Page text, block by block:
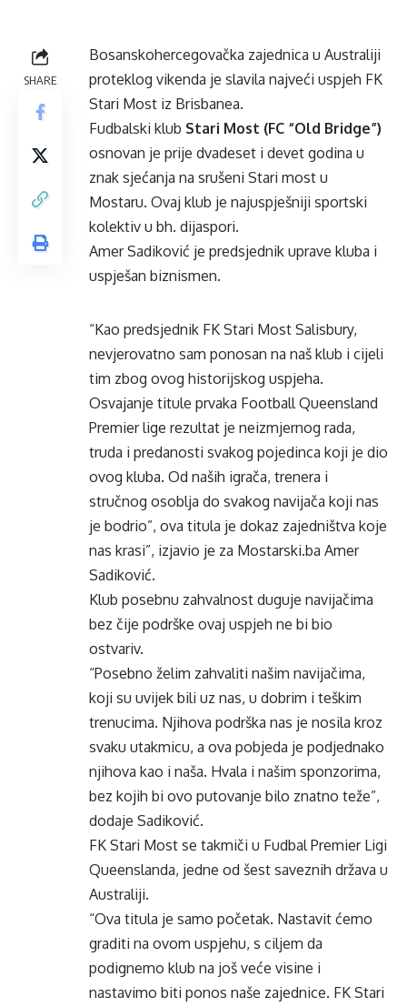
SHARE
Bosanskohercegovačka zajednica u Australiji
proteklog vikenda je slavila najveći uspjeh FK
Stari Most iz Brisbanea.
Fudbalski klub Stari Most (FC “Old Bridge”)
osnovan je prije dvadeset i devet godina u
znak sjećanja na srušeni Stari most u
Mostaru. Ovaj klub je najuspješniji sportski
kolektiv u bh. dijaspori.
Amer Sadiković je predsjednik uprave kluba i
uspješan biznismen.
“Kao predsjednik FK Stari Most Salisbury,
nevjerovatno sam ponosan na naš klub i cijeli
tim zbog ovog historijskog uspjeha.
Osvajanje titule prvaka Football Queensland
Premier lige rezultat je neizmjernog rada,
truda i predanosti svakog pojedinca koji je dio
ovog kluba. Od naših igrača, trenera i
stručnog osoblja do svakog navijača koji nas
je bodrio”, ova titula je dokaz zajedništva koje
nas krasi”, izjavio je za Mostarski.ba Amer
Sadiković.
Klub posebnu zahvalnost duguje navijačima
bez čije podrške ovaj uspjeh ne bi bio
ostvariv.
“Posebno želim zahvaliti našim navijačima,
koji su uvijek bili uz nas, u dobrim i teškim
trenucima. Njihova podrška nas je nosila kroz
svaku utakmicu, a ova pobjeda je podjednako
njihova kao i naša. Hvala i našim sponzorima,
bez kojih bi ovo putovanje bilo znatno teže”,
dodaje Sadiković.
FK Stari Most se takmiči u Fudbal Premier Ligi
Queenslanda, jedne od šest saveznih država u
Australiji.
“Ova titula je samo početak. Nastavit ćemo
graditi na ovom uspjehu, s ciljem da
podignemo klub na još veće visine i
nastavimo biti ponos naše zajednice. FK Stari